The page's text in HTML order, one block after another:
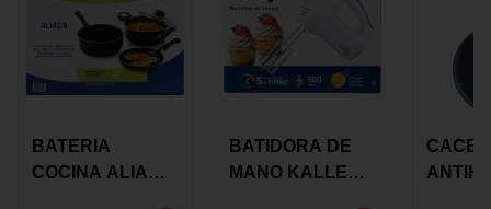
BATERIA
COCINA ALIADA
BATIDORA DE
MANO KALLEY